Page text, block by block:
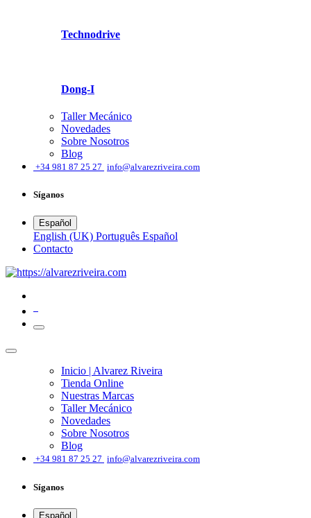
Technodrive
Dong-I
Taller Mecánico
Novedades
Sobre Nosotros
Blog
+34 981 87 25 27 info@alvarezriveira.com
Síganos
Español
English (UK) Português Español
​Contacto
Inicio | Alvarez Riveira
Tienda Online
Nuestras Marcas
Taller Mecánico
Novedades
Sobre Nosotros
Blog
+34 981 87 25 27 info@alvarezriveira.com
Síganos
Español